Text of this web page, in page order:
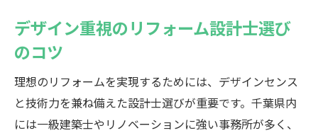
デザイン重視のリフォーム設計士選び
のコツ
理想のリフォームを実現するためには、デザインセンス
と技術力を兼ね備えた設計士選びが重要です。千葉県内
には一級建築士やリノベーションに強い事務所が多く、